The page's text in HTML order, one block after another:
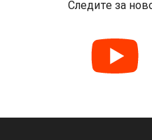
Следите за